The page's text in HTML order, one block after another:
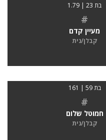
בת 23 | 1.79
#
מעיין קדם
קבלן/נית
בת 59 | 161
#
חמוטל שלום
קבלן/נית